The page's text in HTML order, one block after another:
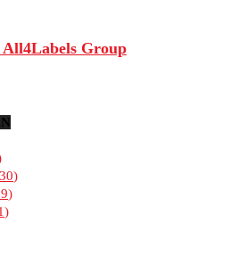
All4Labels Group